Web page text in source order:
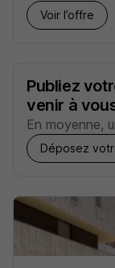
Voir l’offre
Publiez
venir à
En moyenne,
Déposez